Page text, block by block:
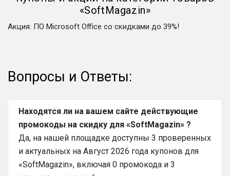
«SoftMagazin»
Акция: ПО Microsoft Office со скидками до 39%!
Вопросы и Ответы:
Находятся ли на вашем сайте действующие
промокоды на скидку для «SoftMagazin» ?
Да, на нашей площадке доступны 3 проверенных
и актуальных на Август 2026 года купонов для
«SoftMagazin», включая 0 промокода и 3